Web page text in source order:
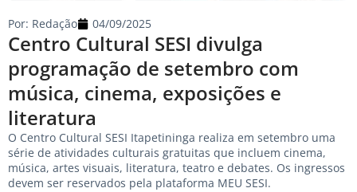
Centro Cultural SESI divulga
programação de setembro com
música, cinema, exposições e
literatura
Por: Redação 04/09/2025
O Centro Cultural SESI Itapetininga realiza em setembro uma
série de atividades culturais gratuitas que incluem cinema,
música, artes visuais, literatura, teatro e debates. Os ingressos
devem ser reservados pela plataforma MEU SESI.